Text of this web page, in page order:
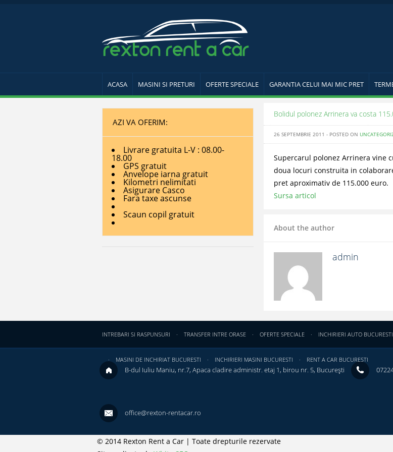
ACASA MASINI SI PRETURI OFERTE SPECIALE GARANTIA CELUI MAI MIC PRET
Bolidul polonez Arrinera va costa
26 SEPTEMBRIE 2011 - POSTED ON
Supercarul polonez Arrinera vine
doua locuri construita in
pret aproximativ de 115.000 euro.
Sursa articol
About the author
admin
AZI VA OFERIM:
Livrare gratuita L-V : 08.00-
18.00
GPS gratuit
Anvelope iarna gratuit
Kilometri nelimitati
Asigurare Casco
Fara taxe ascunse
Scaun copil gratuit
INTREBARI SI RASPUNSURI TRANSFER INTRE ORASE OFERTE SPECIALE INCHIRIERI AUTO BUCURESTI
MASINI DE INCHIRIAT BUCURESTI INCHIRIERI MASINI BUCURESTI RENT A CAR BUCURESTI
B-dul Iuliu Maniu, nr.7, Apaca cladire administr. etaj 1, birou nr. 5, București ‎
office@rexton-rentacar.ro
© 2014 Rexton Rent a Car | Toate drepturile rezervate